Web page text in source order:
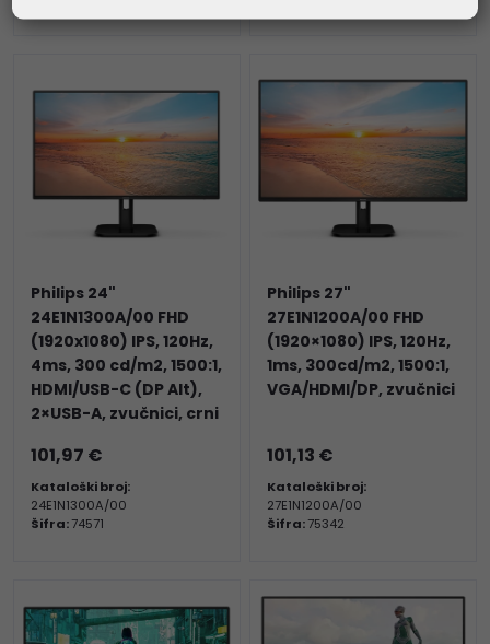
Philips 24"
24E1N1300A/00 FHD
(1920x1080) IPS, 120Hz,
4ms, 300 cd/m2, 1500:1,
HDMI/USB-C (DP Alt),
2×USB-A, zvučnici, crni
101,97 €
Kataloški broj:
24E1N1300A/00
Šifra:74571
Philips 27"
27E1N1200A/00 FHD
(1920×1080) IPS, 120Hz,
1ms, 300cd/m2, 1500:1,
VGA/HDMI/DP, zvučnici
101,13 €
Kataloški broj:
27E1N1200A/00
Šifra:75342